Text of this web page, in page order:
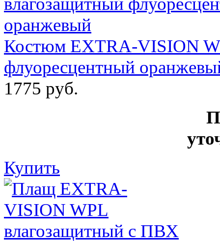
Костюм EXTRA-VISION
флуоресцентный
1775 руб.
Купить